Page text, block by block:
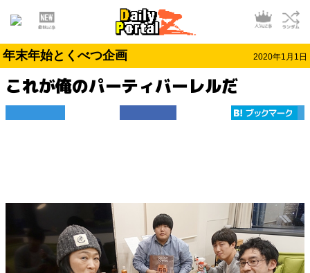
年末年始とくべつ企画 2020年1月1日
これが俺のパーティバーレルだ